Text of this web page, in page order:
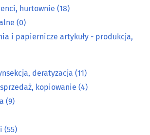
hurtownie (18)
(0)
i papiernicze artykuły - produkcja,
deratyzacja (11)
kopiowanie (4)
(9)
(55)